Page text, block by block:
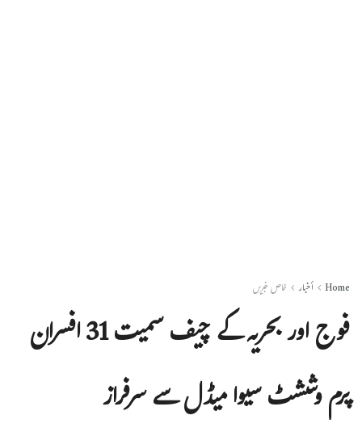
Home أخبار خاص خبریں
فوج اور بحریہ کے چیف سمیت 31 افسران
پرم وششٹ سیوا میڈل سے سرفراز